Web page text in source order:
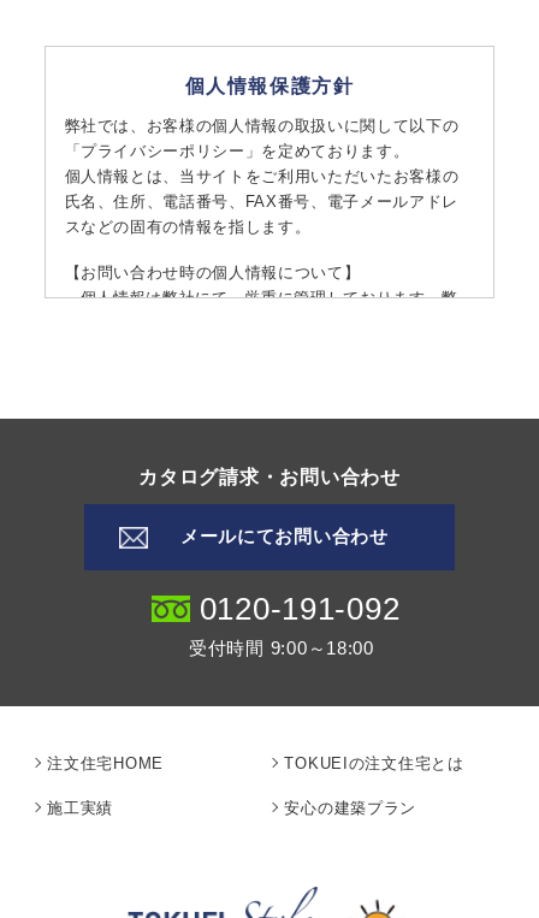
個人情報保護方針
弊社では、お客様の個人情報の取扱いに関して以下の
「プライバシーポリシー」を定めております。
個人情報とは、当サイトをご利用いただいたお客様の
氏名、住所、電話番号、FAX番号、電子メールアドレ
スなどの固有の情報を指します。
【お問い合わせ時の個人情報について】
個人情報は弊社にて、厳重に管理しております。弊
示することはありません。
【正しいメールアドレスの入力について】
その責を負わないこととします。お問い合わせ時に
はメールアドレスをよくご確認ください。
【取扱いの例外措置】
料金未払い等による訴訟、調査等法律により要求さ
当ホームページのリンク先サイトにおける個人情報
いかねます。各リンク先におけるプライバシーポリ
すべてのメール送受信はメールサーバー上のシステ
カタログ請求・お問い合わせ
メールにてお問い合わせ
0120-191-092
受付時間 9:00～18:00
注文住宅HOME TOKUEIの注文住宅とは
施工実績 安心の建築プラン